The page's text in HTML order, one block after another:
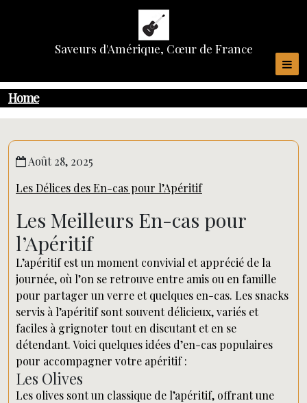
Saveurs d'Amérique, Cœur de France
Home
Août 28, 2025
Les Délices des En-cas pour l’Apéritif
Les Meilleurs En-cas pour
l’Apéritif
L’apéritif est un moment convivial et apprécié de la
journée, où l’on se retrouve entre amis ou en famille
pour partager un verre et quelques en-cas. Les snacks
servis à l’apéritif sont souvent délicieux, variés et
faciles à grignoter tout en discutant et en se
détendant. Voici quelques idées d’en-cas populaires
pour accompagner votre apéritif :
Les Olives
Les olives sont un classique de l’apéritif, offrant une